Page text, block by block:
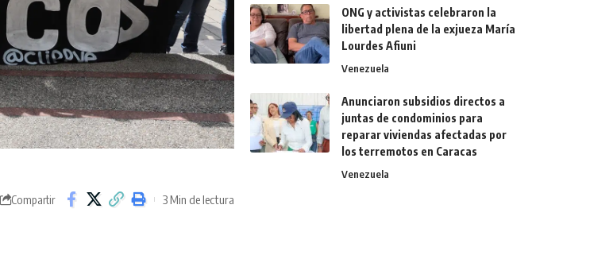
Compartir 3 Min de lectura
ONG y activistas celebraron la
libertad plena de la exjueza María
Lourdes Afiuni
Venezuela
Anunciaron subsidios directos a
juntas de condominios para
reparar viviendas afectadas por
los terremotos en Caracas
Venezuela